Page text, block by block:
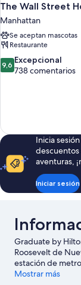
The Wall Street
Manhattan
Se aceptan mascotas
Restaurante
9.6
sobre
9,6 Excepcional
738 comentarios
Inicia
descuentos
aventuras,
Iniciar sesión
Graduate by
Roosevelt de
estación de
como Estación
Mostrar más